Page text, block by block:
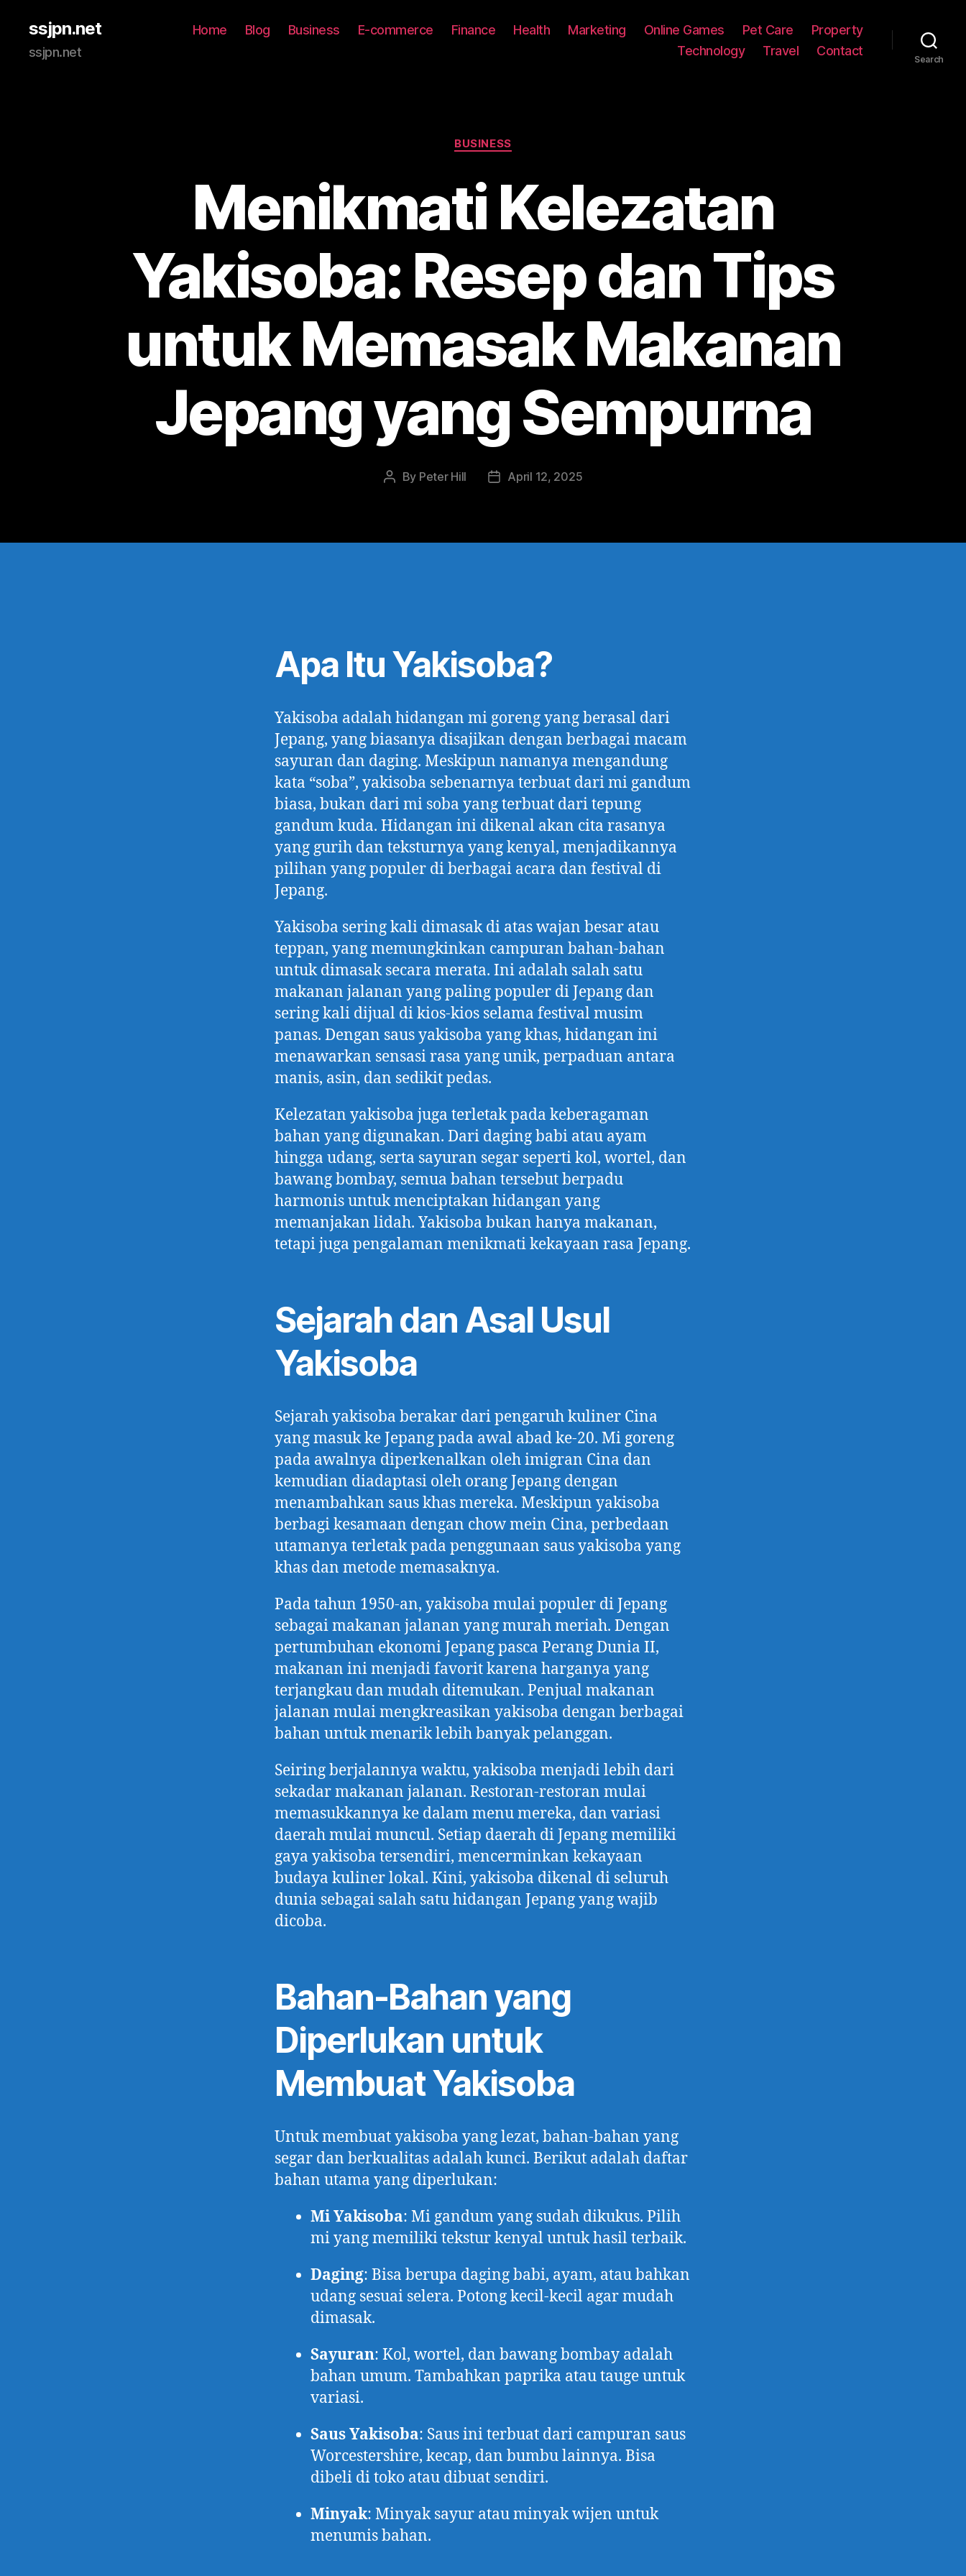
ssjpn.net
ssjpn.net
Home Blog Business E-commerce Finance Health Marketing Online Games Pet Care
Property
Technology
Travel Contact
Search
Categories
BUSINESS
Menikmati Kelezatan
Yakisoba: Resep dan Tips
untuk Memasak Makanan
Jepang yang Sempurna
Post
By Peter Hill
PostApril 12, 2025
Apa Itu Yakisoba?
Yakisoba adalah hidangan mi goreng yang berasal dari
Jepang, yang biasanya disajikan dengan berbagai macam
sayuran dan daging. Meskipun namanya mengandung
kata “soba”, yakisoba sebenarnya terbuat dari mi gandum
biasa, bukan dari mi soba yang terbuat dari tepung
gandum kuda. Hidangan ini dikenal akan cita rasanya
yang gurih dan teksturnya yang kenyal, menjadikannya
pilihan yang populer di berbagai acara dan festival di
Jepang.
Yakisoba sering kali dimasak di atas wajan besar atau
teppan, yang memungkinkan campuran bahan-bahan
untuk dimasak secara merata. Ini adalah salah satu
makanan jalanan yang paling populer di Jepang dan
sering kali dijual di kios-kios selama festival musim
panas. Dengan saus yakisoba yang khas, hidangan ini
menawarkan sensasi rasa yang unik, perpaduan antara
manis, asin, dan sedikit pedas.
Kelezatan yakisoba juga terletak pada keberagaman
bahan yang digunakan. Dari daging babi atau ayam
hingga udang, serta sayuran segar seperti kol, wortel, dan
bawang bombay, semua bahan tersebut berpadu
harmonis untuk menciptakan hidangan yang
memanjakan lidah. Yakisoba bukan hanya makanan,
tetapi juga pengalaman menikmati kekayaan rasa Jepang.
Sejarah dan Asal Usul
Yakisoba
Sejarah yakisoba berakar dari pengaruh kuliner Cina
yang masuk ke Jepang pada awal abad ke-20. Mi goreng
pada awalnya diperkenalkan oleh imigran Cina dan
kemudian diadaptasi oleh orang Jepang dengan
menambahkan saus khas mereka. Meskipun yakisoba
berbagi kesamaan dengan chow mein Cina, perbedaan
utamanya terletak pada penggunaan saus yakisoba yang
khas dan metode memasaknya.
Pada tahun 1950-an, yakisoba mulai populer di Jepang
sebagai makanan jalanan yang murah meriah. Dengan
pertumbuhan ekonomi Jepang pasca Perang Dunia II,
makanan ini menjadi favorit karena harganya yang
terjangkau dan mudah ditemukan. Penjual makanan
jalanan mulai mengkreasikan yakisoba dengan berbagai
bahan untuk menarik lebih banyak pelanggan.
Seiring berjalannya waktu, yakisoba menjadi lebih dari
sekadar makanan jalanan. Restoran-restoran mulai
memasukkannya ke dalam menu mereka, dan variasi
daerah mulai muncul. Setiap daerah di Jepang memiliki
gaya yakisoba tersendiri, mencerminkan kekayaan
budaya kuliner lokal. Kini, yakisoba dikenal di seluruh
dunia sebagai salah satu hidangan Jepang yang wajib
dicoba.
Bahan-Bahan yang
Diperlukan untuk
Membuat Yakisoba
Untuk membuat yakisoba yang lezat, bahan-bahan yang
segar dan berkualitas adalah kunci. Berikut adalah daftar
bahan utama yang diperlukan:
Mi Yakisoba: Mi gandum yang sudah dikukus. Pilih
mi yang memiliki tekstur kenyal untuk hasil terbaik.
Daging: Bisa berupa daging babi, ayam, atau bahkan
udang sesuai selera. Potong kecil-kecil agar mudah
dimasak.
Sayuran: Kol, wortel, dan bawang bombay adalah
bahan umum. Tambahkan paprika atau tauge untuk
variasi.
Saus Yakisoba: Saus ini terbuat dari campuran saus
Worcestershire, kecap, dan bumbu lainnya. Bisa
dibeli di toko atau dibuat sendiri.
Minyak: Minyak sayur atau minyak wijen untuk
menumis bahan.